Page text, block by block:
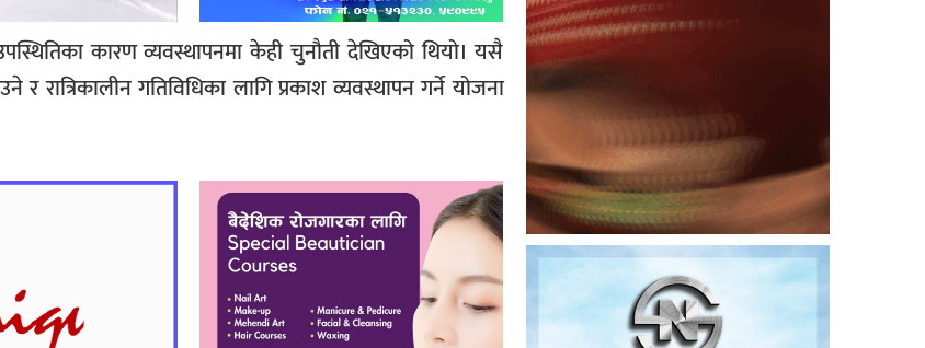
कारण व्यवस्थापनमा केही चुनौती देखिएको थियो। यसै
गतिविधिका लागि प्रकाश व्यवस्थापन गर्ने योजना